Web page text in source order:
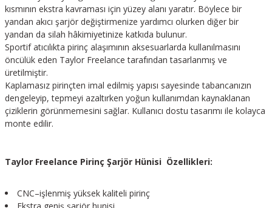
kısmının ekstra kavraması için yüzey alanı yaratır. Böylece bir
yandan akıcı şarjör değiştirmenize yardımcı olurken diğer bir
yandan da silah hâkimiyetinize katkıda bulunur.
Sportif atıcılıkta pirinç alaşımının aksesuarlarda kullanılmasını
öncülük eden Taylor Freelance tarafından tasarlanmış ve
üretilmiştir.
Kaplamasız pirinçten imal edilmiş yapısı sayesinde tabancanızın
dengeleyip, tepmeyi azaltırken yoğun kullanımdan kaynaklanan
çiziklerin görünmemesini sağlar. Kullanıcı dostu tasarımı ile kolayca
monte edilir.
Taylor Freelance Pirinç Şarjör Hünisi Özellikleri:
CNC–işlenmiş yüksek kaliteli pirinç